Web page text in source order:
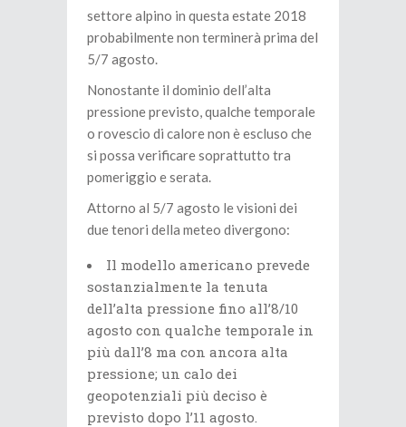
settore alpino in questa estate 2018
probabilmente non terminerà prima del
5/7 agosto.
Nonostante il dominio dell’alta
pressione previsto, qualche temporale
o rovescio di calore non è escluso che
si possa verificare soprattutto tra
pomeriggio e serata.
Attorno al 5/7 agosto le visioni dei
due tenori della meteo divergono:
Il modello americano prevede
sostanzialmente la tenuta
dell’alta pressione fino all’8/10
agosto con qualche temporale in
più dall’8 ma con ancora alta
pressione; un calo dei
geopotenziali più deciso è
previsto dopo l’11 agosto.